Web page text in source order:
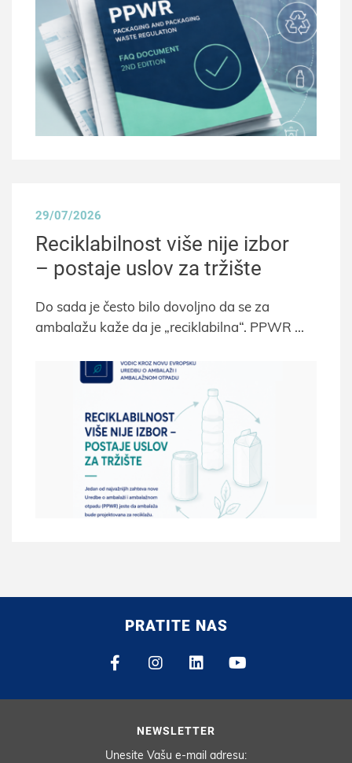
29/07/2026
Reciklabilnost više nije izbor
– postaje uslov za tržište
Do sada je često bilo dovoljno da se za
ambalažu kaže da je „reciklabilna“. PPWR
PRATITE NAS
NEWSLETTER
Unesite Vašu e-mail adresu: